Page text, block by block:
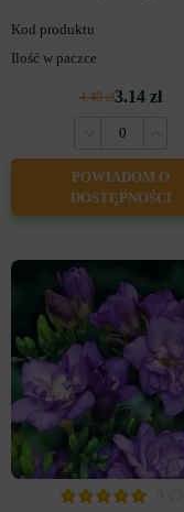
Kod produktu
Ilość w paczce
4.49 zł3.14 zł
POWIADOM O
DOSTĘPNOŚCI